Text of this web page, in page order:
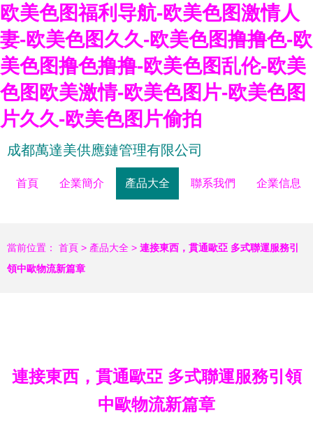
欧美色图福利导航-欧美色图激情人
妻-欧美色图久久-欧美色图撸撸色-欧
美色图撸色撸撸-欧美色图乱伦-欧美
色图欧美激情-欧美色图片-欧美色图
片久久-欧美色图片偷拍
成都萬達美供應鏈管理有限公司
首頁 企業簡介 產品大全 聯系我們 企業信息
當前位置： 首頁 > 產品大全 > 連接東西，貫通歐亞 多式聯運服務引
領中歐物流新篇章
連接東西，貫通歐亞 多式聯運服務引領
中歐物流新篇章